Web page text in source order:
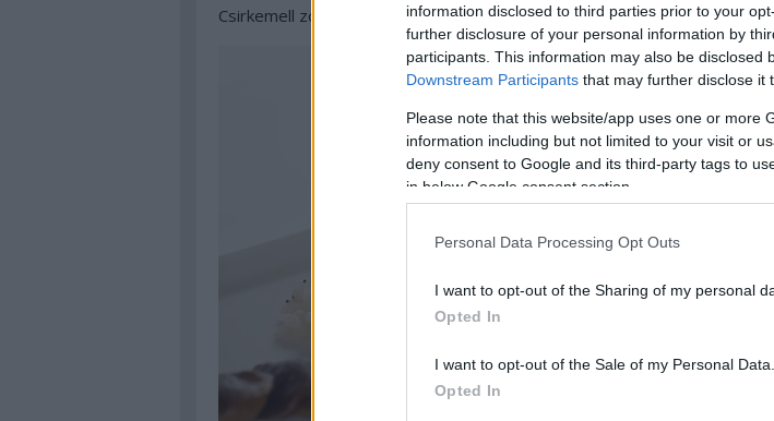
information disclosed to third parties prior to your
further disclosure of your personal information by
participants. This information may also be disclosed
Downstream Participants that may further disclose it
Please note that this website/app uses one or more
information including but not limited to your visit or
deny consent to Google and its third-party tags to
in below Google consent section.
Personal Data Processing Opt Outs
I want to opt-out of the Sharing of my personal
Opted In
I want to opt-out of the Sale of my Personal Data.
Opted In
Csirkemell zöld curry szószban mákos rizzsel, répával és shiitake